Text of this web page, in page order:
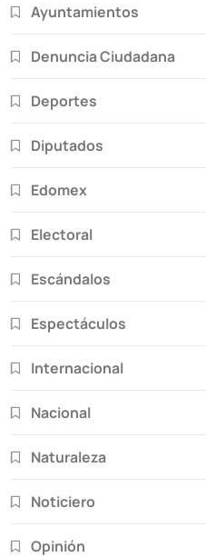
Ayuntamientos
Denuncia Ciudadana
Deportes
Diputados
Edomex
Electoral
Escándalos
Espectáculos
Internacional
Nacional
Naturaleza
Noticiero
Opinión